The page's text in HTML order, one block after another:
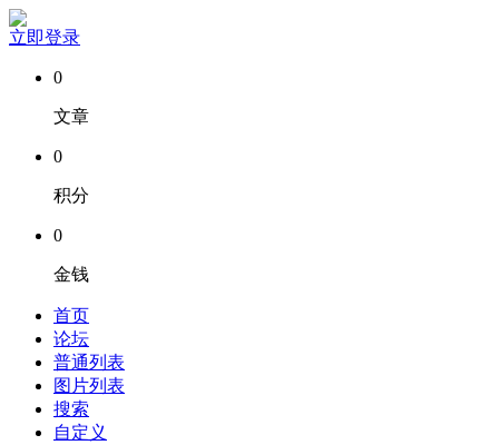
立即登录
0
文章
0
积分
0
金钱
首页
论坛
普通列表
图片列表
搜索
自定义